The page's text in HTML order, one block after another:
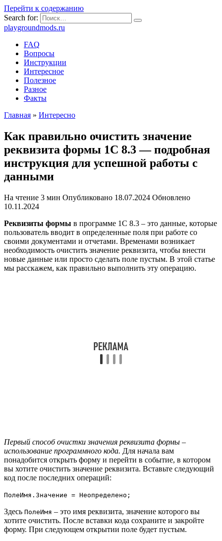
Перейти к содержанию
Search for:
playgroundmods.ru
FAQ
Вопросы
Инструкции
Интересное
Полезное
Разное
Факты
Главная » Интересно
Как правильно очистить значение
реквизита формы 1С 8.3 — подробная
инструкция для успешной работы с
данными
На чтение 3 мин Опубликовано 18.07.2024 Обновлено
10.11.2024
Реквизиты формы в программе 1С 8.3 – это данные, которые
пользователь вводит в определенные поля при работе со
своими документами и отчетами. Временами возникает
необходимость очистить значение реквизита, чтобы внести
новые данные или просто сделать поле пустым. В этой статье
мы расскажем, как правильно выполнить эту операцию.
Первый способ очистки значения реквизита формы –
использование программного кода. Для начала вам
понадобится открыть форму и перейти в событие, в котором
вы хотите очистить значение реквизита. Вставьте следующий
код после последних операций:
ПолеИмя.Значение = Неопределено;
Здесь ПолеИмя – это имя реквизита, значение которого вы
хотите очистить. После вставки кода сохраните и закройте
форму. При следующем открытии поле будет пустым.